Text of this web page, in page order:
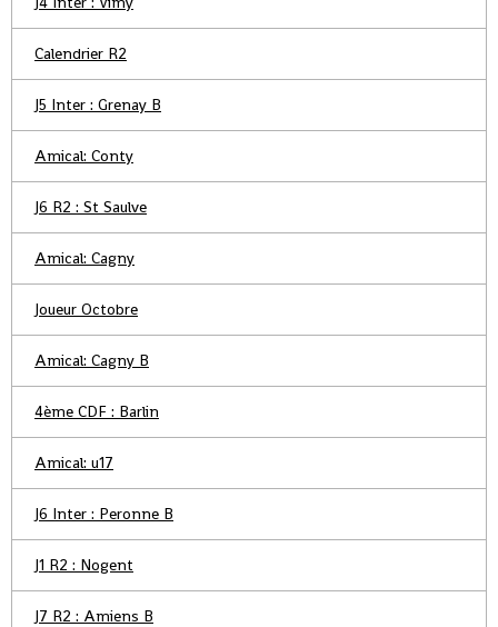
Calendrier R2
J5 Inter : Grenay B
Amical: Conty
J6 R2 : St Saulve
Amical: Cagny
Joueur Octobre
Amical: Cagny B
4ème CDF : Barlin
Amical: u17
J6 Inter : Peronne B
J1 R2 : Nogent
J7 R2 : Amiens B